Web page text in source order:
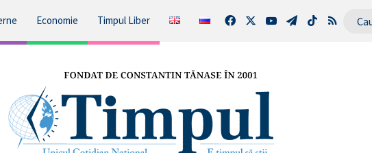
Economie Timpul Liber FacebookYouTubeTelegram
TikTokRSS